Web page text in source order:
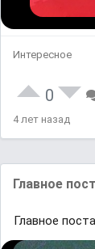
Интересное
0
4 лет назад
Главное
Главное